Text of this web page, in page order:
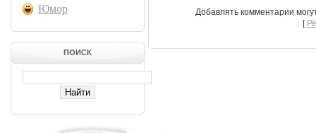
Юмор
ПОИСК
Добавлять комментарии
[